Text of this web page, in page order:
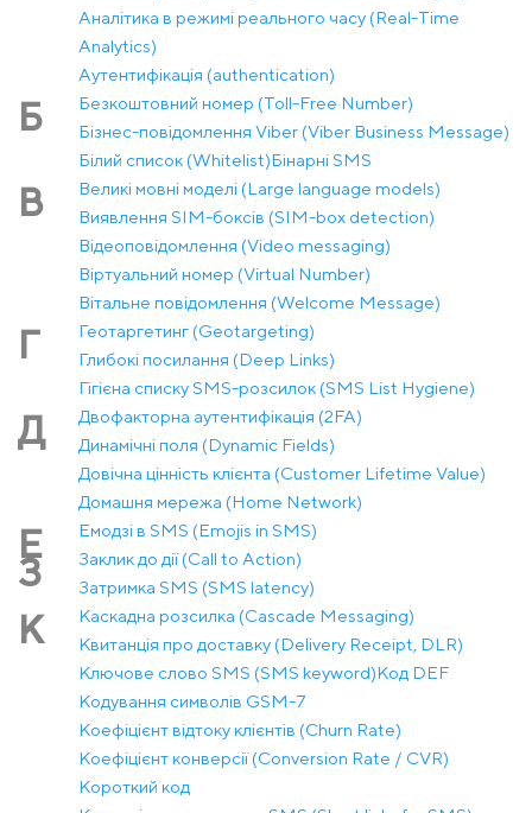
Аналітика в режимі реального часу (Real-Time
Analytics)
Аутентифікація (authentication)
Б
Безкоштовний номер (Toll-Free Number)
Бізнес-повідомлення Viber (Viber Business Message)
Білий список (Whitelist)Бінарні SMS
В
Великі мовні моделі (Large language models)
Виявлення SIM-боксів (SIM-box detection)
Відеоповідомлення (Video messaging)
Віртуальний номер (Virtual Number)
Вітальне повідомлення (Welcome Message)
Г
Геотаргетинг (Geotargeting)
Глибокі посилання (Deep Links)
Гігієна списку SMS-розсилок (SMS List Hygiene)
Д
Двофакторна аутентифікація (2FA)
Динамічні поля (Dynamic Fields)
Довічна цінність клієнта (Customer Lifetime Value)
Домашня мережа (Home Network)
Е Емодзі в SMS (Emojis in SMS)
З
Заклик до дії (Call to Action)
Затримка SMS (SMS latency)
К
Каскадна розсилка (Cascade Messaging)
Квитанція про доставку (Delivery Receipt, DLR)
Ключове слово SMS (SMS keyword)Код DEF
Кодування символів GSM-7
Коефіцієнт відтоку клієнтів (Churn Rate)
Коефіцієнт конверсії (Conversion Rate / CVR)
Короткий код